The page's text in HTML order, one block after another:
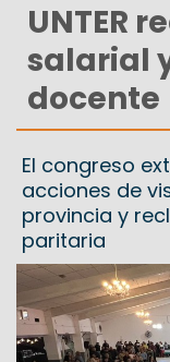
UNTER
salarial
docente
El congreso
acciones de
provincia y
paritaria